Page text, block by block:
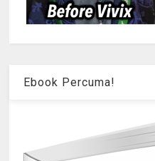
Ebook Percuma!